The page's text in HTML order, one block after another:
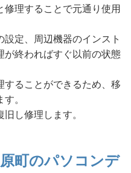
理することで元通り使用
定、周辺機器のインスト
が終わればすぐ以前の状態
することができるため、移
。
し修理します。
町のパソコンデ